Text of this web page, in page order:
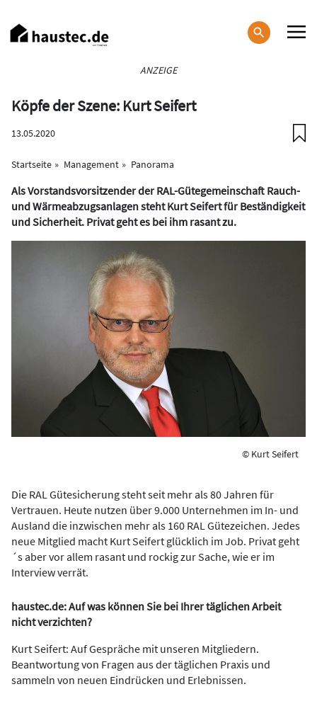
zum
Inhalt
ANZEIGE
Köpfe der Szene: Kurt Seifert
13.05.2020
Startseite Management Panorama
Als Vorstandsvorsitzender der RAL-Gütegemeinschaft Rauch-
und Wärmeabzugsanlagen steht Kurt Seifert für Beständigkeit
und Sicherheit. Privat geht es bei ihm rasant zu.
© Kurt Seifert
Die RAL Gütesicherung steht seit mehr als 80 Jahren für
Vertrauen. Heute nutzen über 9.000 Unternehmen im In- und
Ausland die inzwischen mehr als 160 RAL Gütezeichen. Jedes
neue Mitglied macht Kurt Seifert glücklich im Job. Privat geht
´s aber vor allem rasant und rockig zur Sache, wie er im
Interview verrät.
haustec.de: Auf was können Sie bei Ihrer täglichen Arbeit
nicht verzichten?
Kurt Seifert: Auf Gespräche mit unseren Mitgliedern.
Beantwortung von Fragen aus der täglichen Praxis und
sammeln von neuen Eindrücken und Erlebnissen.